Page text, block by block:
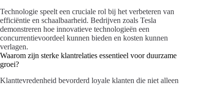
Technologie speelt een cruciale rol bij het verbeteren van
efficiëntie en schaalbaarheid. Bedrijven zoals Tesla
demonstreren hoe innovatieve technologieën een
concurrentievoordeel kunnen bieden en kosten kunnen
verlagen.
Waarom zijn sterke klantrelaties essentieel voor duurzame
groei?
Klanttevredenheid bevorderd loyale klanten die niet alleen